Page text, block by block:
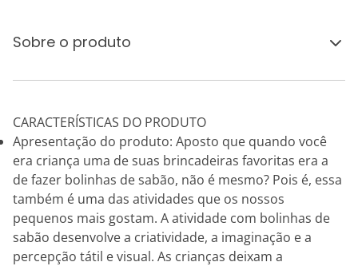
Sobre o produto
CARACTERÍSTICAS DO PRODUTO
Apresentação do produto: Aposto que quando você
era criança uma de suas brincadeiras favoritas era a
de fazer bolinhas de sabão, não é mesmo? Pois é, essa
também é uma das atividades que os nossos
pequenos mais gostam. A atividade com bolinhas de
sabão desenvolve a criatividade, a imaginação e a
percepção tátil e visual. As crianças deixam a